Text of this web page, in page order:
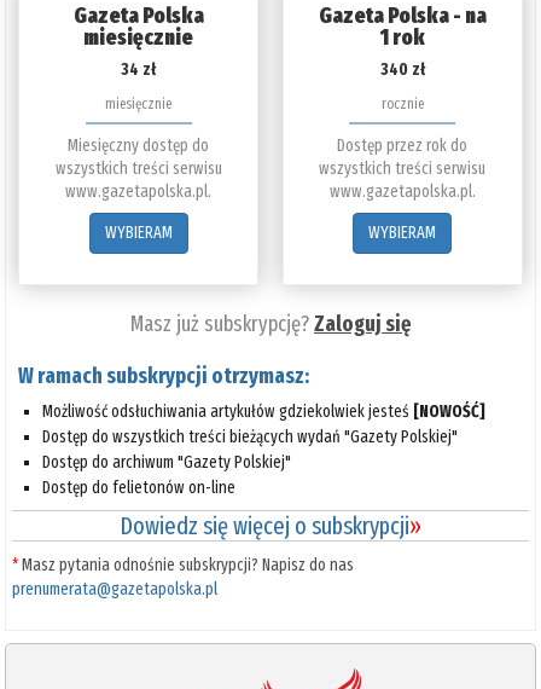
Gazeta Polska
miesięcznie
34 zł
miesięcznie
Miesięczny dostęp do
wszystkich treści serwisu
www.gazetapolska.pl.
WYBIERAM
Gazeta Polska - na
1 rok
340 zł
rocznie
Dostęp przez rok do
wszystkich treści serwisu
www.gazetapolska.pl.
WYBIERAM
Masz już subskrypcję?Zaloguj się
W ramach subskrypcji otrzymasz:
Możliwość odsłuchiwania artykułów gdziekolwiek jesteś [NOWOŚĆ]
Dostęp do wszystkich treści bieżących wydań "Gazety Polskiej"
Dostęp do archiwum "Gazety Polskiej"
Dostęp do felietonów on-line
Dowiedz się więcej o subskrypcji»
*Masz pytania odnośnie subskrypcji? Napisz do nas
prenumerata@gazetapolska.pl